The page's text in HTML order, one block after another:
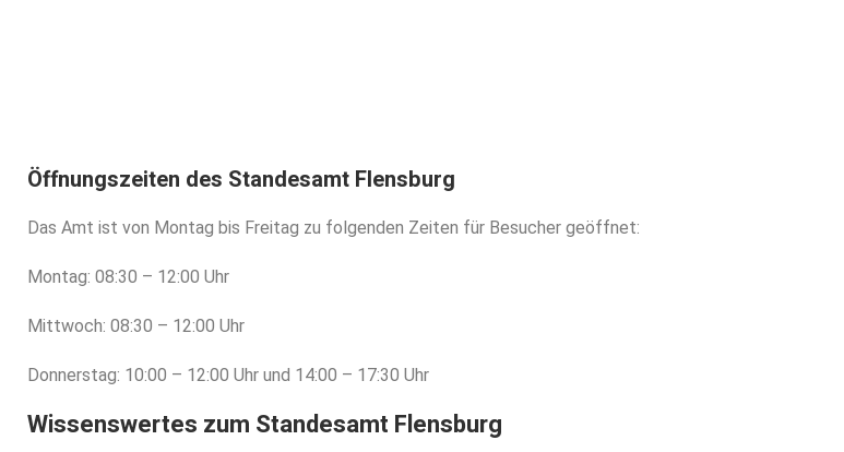
Öffnungszeiten des Standesamt Flensburg
Das Amt ist von Montag bis Freitag zu folgenden Zeiten für Besucher geöffnet:
Montag: 08:30 – 12:00 Uhr
Mittwoch: 08:30 – 12:00 Uhr
Donnerstag: 10:00 – 12:00 Uhr und 14:00 – 17:30 Uhr
Wissenswertes zum Standesamt Flensburg